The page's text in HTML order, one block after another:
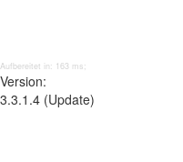
Aufbereitet in: 163 ms;
Version:
3.3.1.4 (Update)